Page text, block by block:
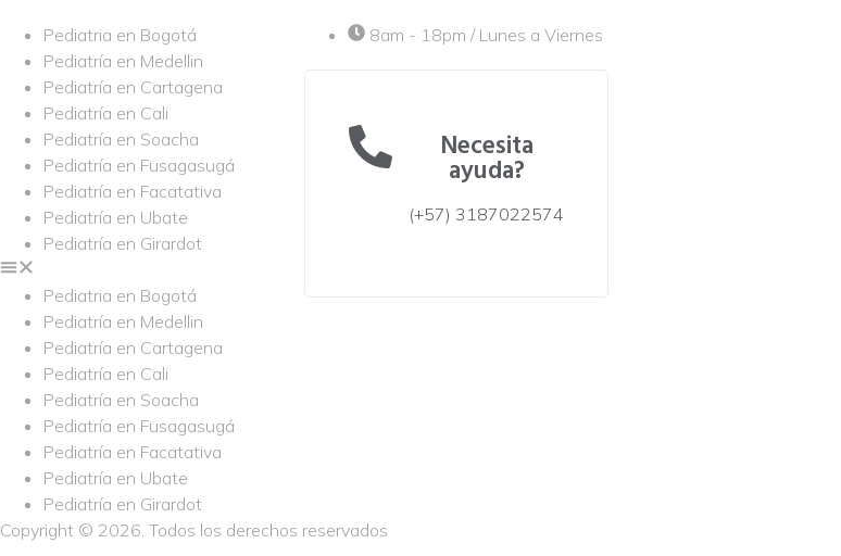
Pediatria en Bogotá
Pediatría en Medellin
Pediatría en Cartagena
Pediatría en Cali
Pediatría en Soacha
Pediatría en Fusagasugá
Pediatría en Facatativa
Pediatría en Ubate
Pediatría en Girardot
Pediatria en Bogotá
Pediatría en Medellin
Pediatría en Cartagena
Pediatría en Cali
Pediatría en Soacha
Pediatría en Fusagasugá
Pediatría en Facatativa
Pediatría en Ubate
Pediatría en Girardot
8am - 18pm / Lunes a Viernes
Necesita
ayuda?
(+57) 3187022574
Copyright © 2026. Todos los derechos reservados